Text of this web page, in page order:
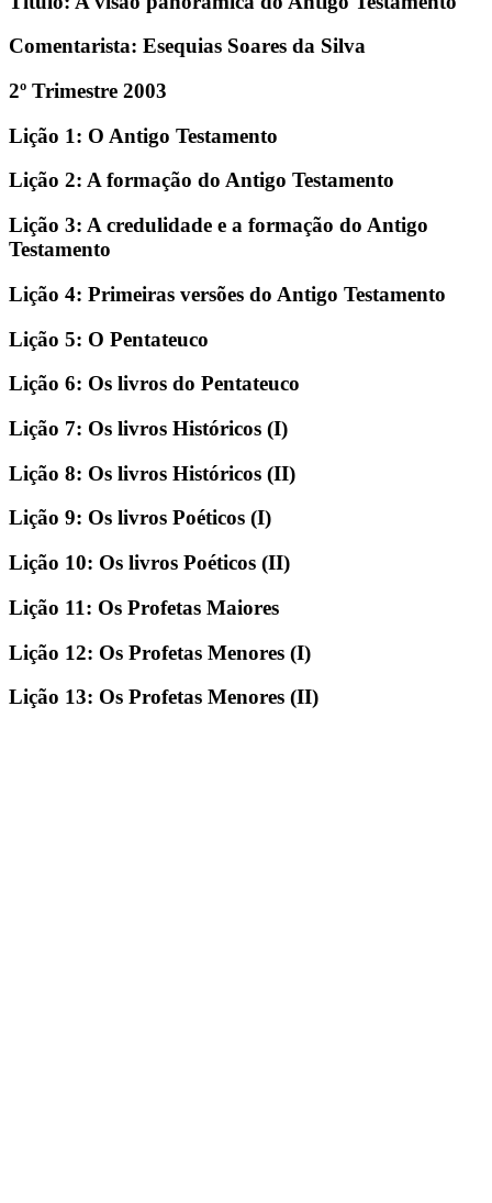
Comentarista: Esequias Soares da Silva
2º Trimestre 2003
Lição 1: O Antigo Testamento
Lição 2: A formação do Antigo Testamento
Lição 3: A credulidade e a formação do Antigo
Testamento
Lição 4: Primeiras versões do Antigo Testamento
Lição 5: O Pentateuco
Lição 6: Os livros do Pentateuco
Lição 7: Os livros Históricos (I)
Lição 8: Os livros Históricos (II)
Lição 9: Os livros Poéticos (I)
Lição 10: Os livros Poéticos (II)
Lição 11: Os Profetas Maiores
Lição 12: Os Profetas Menores (I)
Lição 13: Os Profetas Menores (II)